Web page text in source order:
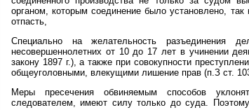
органом, которым соединение было установлено, так
отпасть,
Специально на желательность разъединения
несовершеннолетних от 10 до 17 лет в учинении
закону 1897 г.), а также при совокупности
общеуголовными, влекущими лишение прав (п.З ст.
Меры пресечения обвиняемым способов
следователем, имеют силу только до суда.